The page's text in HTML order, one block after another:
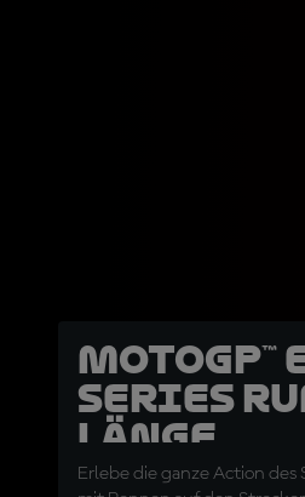
MotoGP™
Series
Länge
Erlebe die ganze Action des